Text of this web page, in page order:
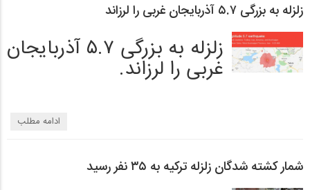
زلزله به بزرگی ۵.۷ آذربایجان غربی را لرزاند
زلزله به بزرگی ۵.۷ آذربایجان
غربی را لرزاند.
ادامه مطلب
شمار کشته شدگان زلزله ترکیه به ۳۵ نفر رسید